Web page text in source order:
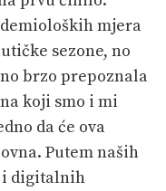
mjera
sezone, no
brzo prepoznala
koji smo i mi
da će ova
Putem naših
digitalnih